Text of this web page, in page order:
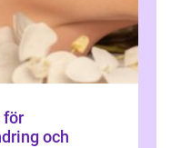
för
och